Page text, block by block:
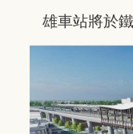
雄車站將於